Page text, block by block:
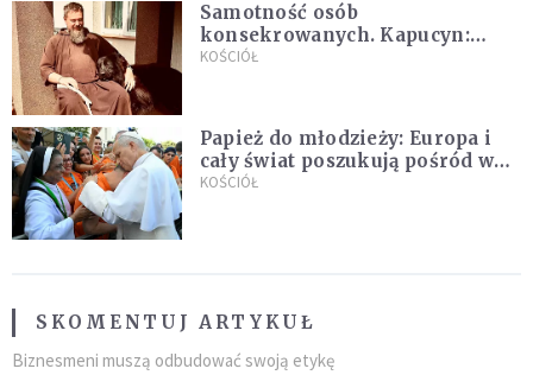
Samotność osób
konsekrowanych. Kapucyn:
Życie w pojedynkę rzadko jest
KOŚCIÓŁ
Papież do młodzieży: Europa i
cały świat poszukują pośród was
nowych świętych
KOŚCIÓŁ
SKOMENTUJ ARTYKUŁ
Biznesmeni muszą odbudować swoją etykę